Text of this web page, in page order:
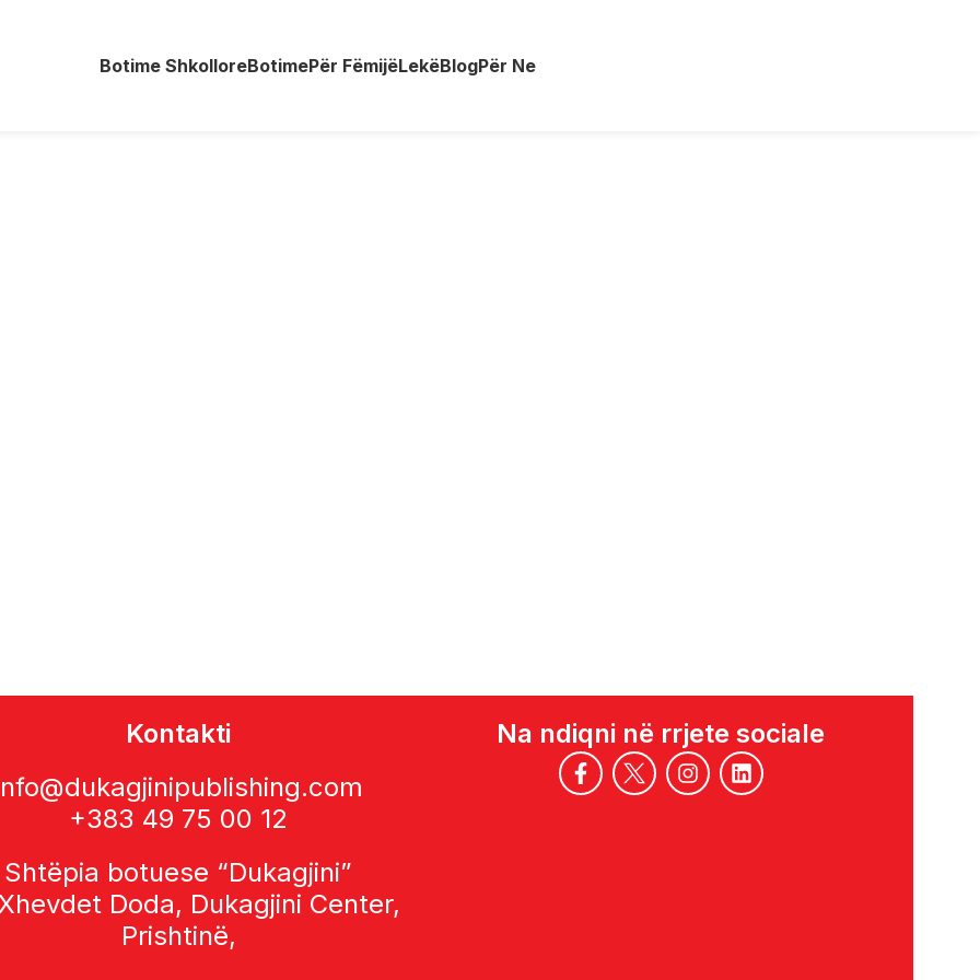
Botime ShkolloreBotimePër FëmijëLekëBlogPër Ne
Kontakti
+383 49 75 00 12
Shtëpia botuese “Dukagjini”
Doda, Dukagjini Center,
Prishtinë,
Na ndiqni në rrjete sociale